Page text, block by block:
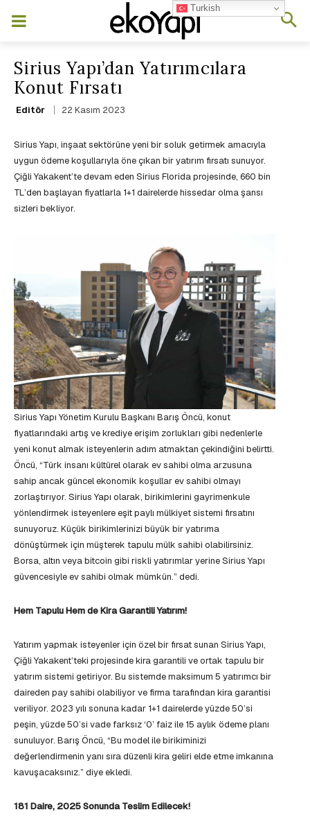
Sirius Yapı’dan Yatırımcılara
Konut Fırsatı
Editör 22 Kasım 2023
Sirius Yapı, inşaat sektörüne yeni bir soluk getirmek amacıyla
uygun ödeme koşullarıyla öne çıkan bir yatırım fırsatı sunuyor.
Çiğli Yakakent’te devam eden Sirius Florida projesinde, 660 bin
TL’den başlayan fiyatlarla 1+1 dairelerde hissedar olma şansı
sizleri bekliyor.
Sirius Yapı Yönetim Kurulu Başkanı Barış Öncü, konut
fiyatlarındaki artış ve krediye erişim zorlukları gibi nedenlerle
yeni konut almak isteyenlerin adım atmaktan çekindiğini belirtti.
Öncü, “Türk insanı kültürel olarak ev sahibi olma arzusuna
sahip ancak güncel ekonomik koşullar ev sahibi olmayı
zorlaştırıyor. Sirius Yapı olarak, birikimlerini gayrimenkule
yönlendirmek isteyenlere eşit paylı mülkiyet sistemi fırsatını
sunuyoruz. Küçük birikimlerinizi büyük bir yatırıma
dönüştürmek için müşterek tapulu mülk sahibi olabilirsiniz.
Borsa, altın veya bitcoin gibi riskli yatırımlar yerine Sirius Yapı
güvencesiyle ev sahibi olmak mümkün.” dedi.
Hem Tapulu Hem de Kira Garantili Yatırım!
Yatırım yapmak isteyenler için özel bir fırsat sunan Sirius Yapı,
Çiğli Yakakent’teki projesinde kira garantili ve ortak tapulu bir
yatırım sistemi getiriyor. Bu sistemde maksimum 5 yatırımcı bir
daireden pay sahibi olabiliyor ve firma tarafından kira garantisi
veriliyor. 2023 yılı sonuna kadar 1+1 dairelerde yüzde 50’si
peşin, yüzde 50’si vade farksız ‘0’ faiz ile 15 aylık ödeme planı
sunuluyor. Barış Öncü, “Bu model ile birikiminizi
değerlendirmenin yanı sıra düzenli kira geliri elde etme imkanına
kavuşacaksınız.” diye ekledi.
181 Daire, 2025 Sonunda Teslim Edilecek!
Turkish